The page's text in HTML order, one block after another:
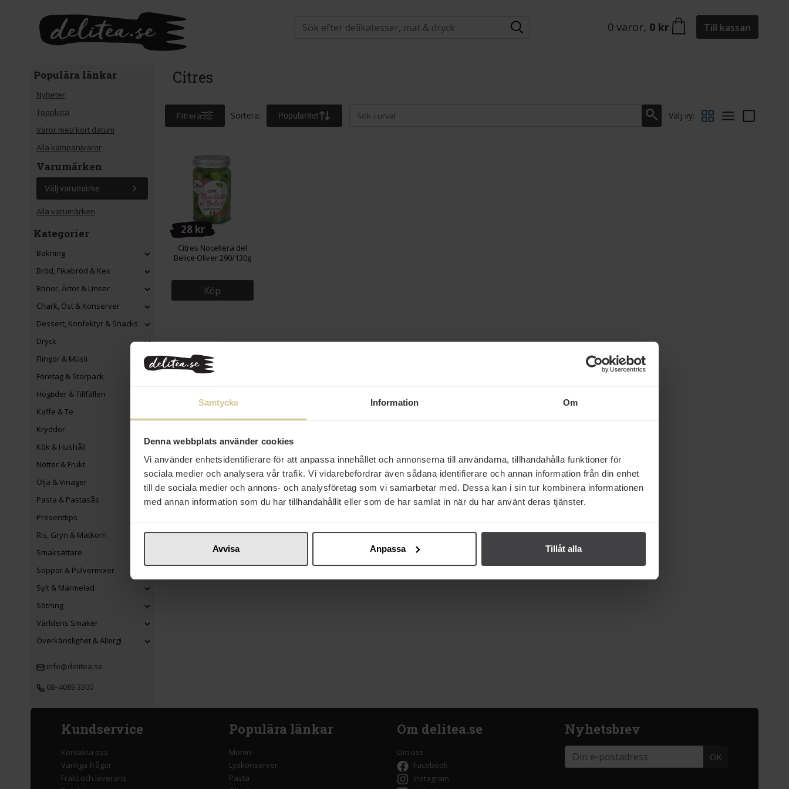
Samtycke Information Om
Denna webbplats använder cookies
Vi använder enhetsidentifierare för att anpassa innehållet och annonserna till användarna, tillhandahålla funktioner för
sociala medier och analysera vår trafik. Vi vidarebefordrar även sådana identifierare och annan information från din enhet
till de sociala medier och annons- och analysföretag som vi samarbetar med. Dessa kan i sin tur kombinera informationen
med annan information som du har tillhandahållit eller som de har samlat in när du har använt deras tjänster.
Avvisa Anpassa Tillåt alla
0 varor, 0 kr Till kassan
Populära länkar
Nyheter
Topplista
Varor med kort datum
Alla kampanjvaror
Varumärken
Välj varumärke
Alla varumärken
Kategorier
Bakning
Bröd, Fikabröd & Kex
Bönor, Ärtor & Linser
Chark, Ost & Konserver
Dessert, Konfektyr & Snacks
Dryck
Flingor & Müsli
Företag & Storpack
Högtider & Tillfällen
Kaffe & Te
Kryddor
Kök & Hushåll
Nötter & Frukt
Olja & Vinäger
Pasta & Pastasås
Presenttips
Ris, Gryn & Matkorn
Smaksättare
Soppor & Pulvermixer
Sylt & Marmelad
Sötning
Världens Smaker
Överkänslighet & Allergi
info@delitea.se
08–4089 3300
Citres
Filtrera Sortera: Popularitet Välj vy:
28 kr
Citres Nocellera del
Belice Oliver 290/130g
Köp
Kundservice
Kontakta oss
Vanliga frågor
Frakt och leverans
Populära länkar
Monin
Lyxkonserver
Pasta
Om delitea.se
Om oss
Facebook
Instagram
Nyhetsbrev
OK